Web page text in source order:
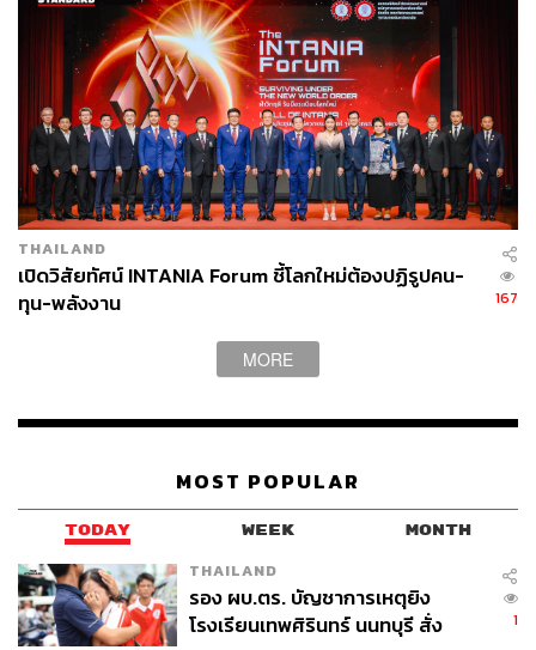
THAILAND
เปิดวิสัยทัศน์ INTANIA Forum ชี้โลกใหม่ต้องปฏิรูปคน-
ทุน-พลังงาน
167
MORE
MOST POPULAR
TODAY WEEK MONTH
THAILAND
รอง ผบ.ตร. บัญชาการเหตุยิง
โรงเรียนเทพศิรินทร์ นนทบุรี สั่ง
1